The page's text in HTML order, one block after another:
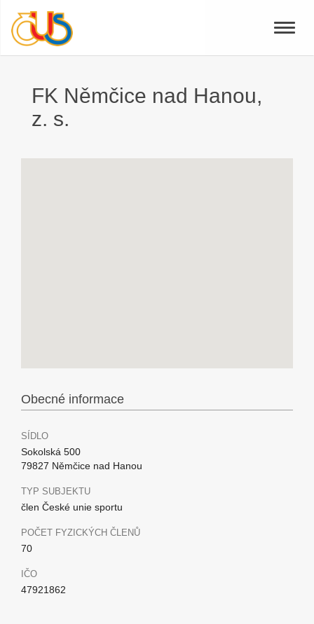
Toggle
FK Němčice nad Hanou,
z. s.
Obecné informace
SÍDLO
Sokolská 500
79827 Němčice nad Hanou
TYP SUBJEKTU
člen České unie sportu
POČET FYZICKÝCH ČLENŮ
70
IČO
47921862